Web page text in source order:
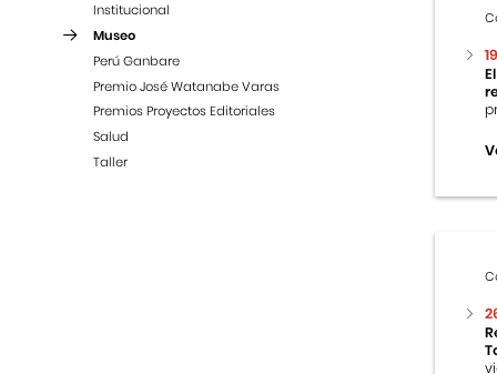
Institucional
Museo
Perú Ganbare
Premio José Watanabe Varas
Premios Proyectos Editoriales
Salud
Taller